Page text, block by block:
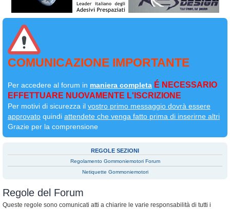
COMUNICAZIONE IMPORTANTE
Per accedere al forum in maniera completa É NECESSARIO
EFFETTUARE NUOVAMENTE L'ISCRIZIONE
Per motivi di sicurezza il vostro primo messaggio dovrà essere
approvato quindi attendete che venga fatto prima di inserirne altri
Grazie per la comprensione
REGOLE SEZIONI
Regolamento Gommoniemotori Forum
Netiquette Gommoniemotori
Regole del Forum
Queste regole sono comunicati atti a chiarire le varie responsabilità di tutti i